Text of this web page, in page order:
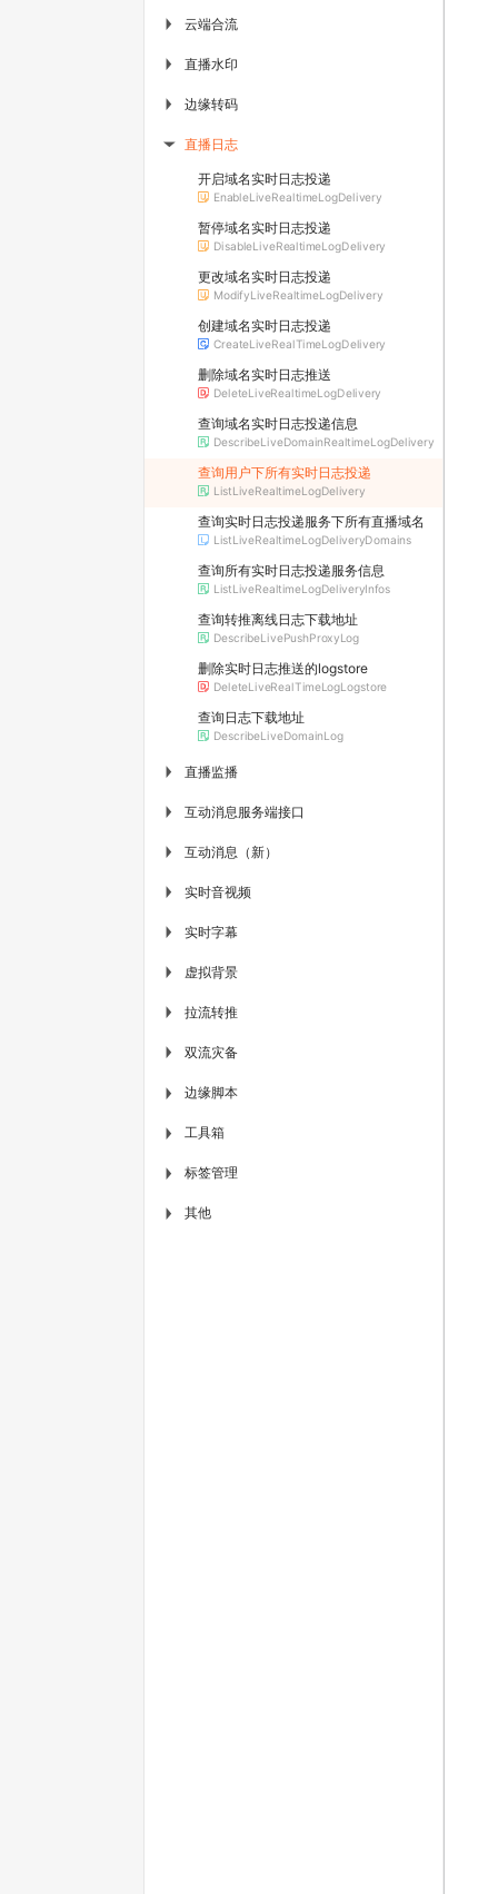
▶ 云端合流
▶ 直播水印
▶ 边缘转码
▶ 直播日志
开启域名实时日志投递
EnableLiveRealtimeLogDelivery
暂停域名实时日志投递
DisableLiveRealtimeLogDelivery
更改域名实时日志投递
ModifyLiveRealtimeLogDelivery
创建域名实时日志投递
CreateLiveRealTimeLogDelivery
删除域名实时日志推送
DeleteLiveRealtimeLogDelivery
查询域名实时日志投递信息
DescribeLiveDomainRealtimeLogDelivery
查询用户下所有实时日志投递
ListLiveRealtimeLogDelivery
查询实时日志投递服务下所有直播域名
ListLiveRealtimeLogDeliveryDomains
查询所有实时日志投递服务信息
ListLiveRealtimeLogDeliveryInfos
查询转推离线日志下载地址
DescribeLivePushProxyLog
删除实时日志推送的logstore
DeleteLiveRealTimeLogLogstore
查询日志下载地址
DescribeLiveDomainLog
▶ 直播监播
▶ 互动消息服务端接口
▶ 互动消息（新）
▶ 实时音视频
▶ 实时字幕
▶ 虚拟背景
▶ 拉流转推
▶ 双流灾备
▶ 边缘脚本
▶ 工具箱
▶ 标签管理
▶ 其他